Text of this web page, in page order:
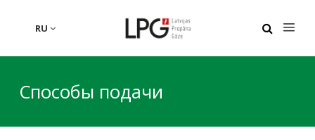
RU
Способы подачи